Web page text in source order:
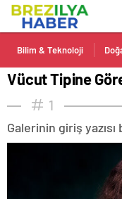
Bilim & Teknoloji
Vücut Tipine
1
Galerinin giriş